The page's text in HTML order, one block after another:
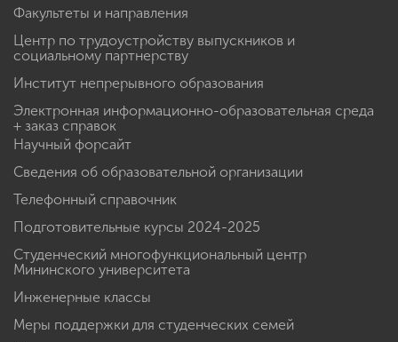
Факультеты и направления
Центр по трудоустройству выпускников и
социальному партнерству
Институт непрерывного образования
Электронная информационно-образовательная среда
+ заказ справок
Научный форсайт
Сведения об образовательной организации
Телефонный справочник
Подготовительные курсы 2024-2025
Студенческий многофункциональный центр
Мининского университета
Инженерные классы
Меры поддержки для студенческих семей